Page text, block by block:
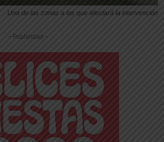
Una de las zonas a las que afectará la intervención
-- Publicidad --